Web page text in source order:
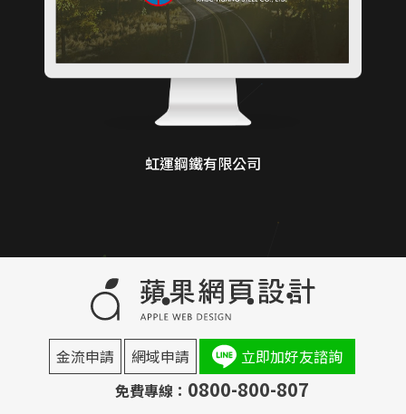
虹運鋼鐵有限公司
金流申請 網域申請
立即加好友諮詢
免費專線： 0800-800-807